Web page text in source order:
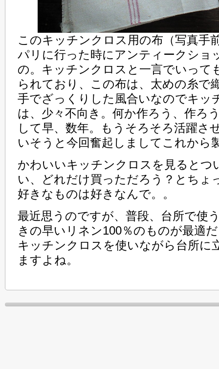
このキッチンクロス用の布（写真手
パリに行った時にアンティークショ
の。キッチンクロスと一言でいって
られており、この布は、太めの糸で
手でざっくりした風合いなのでキッ
は、少々不向き。何か作ろう、作ろ
して早、数年。もうそろそろ活躍さ
いそうと今回奮起しましてこれから
かわいいキッチンクロスを見るとつ
い、どれだけ買っただろう？とちょ
好きなものは好きなんで。。
最近思うのですが、普段、台所で使
きの早いリネン100％のものが最適
キッチンクロスを使いながら台所に
ますよね。